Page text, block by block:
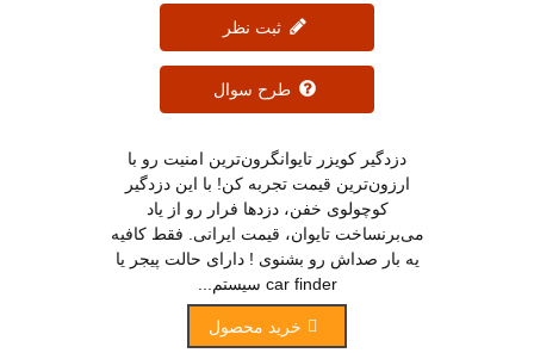
ثبت نظر
طرح سوال
دزدگیر کویزر تایوانگرون‌ترین امنیت رو با
ارزون‌ترین قیمت تجربه کن! با این دزدگیر
کوچولوی خفن، دزدها فرار رو از یاد
می‌برنساخت تایوان، قیمت ایرانی. فقط کافیه
یه بار صداش رو بشنوی ! دارای حالت پیجر یا
car finder سیستم...
خرید محصول